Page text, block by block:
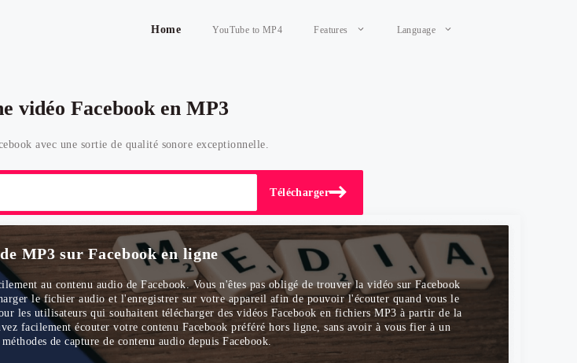
Home YouTube to MP4 Features Language
vidéo Facebook en MP3
avec une sortie de qualité sonore exceptionnelle.
Télécharger
MP3 sur Facebook en ligne
au contenu audio de Facebook. Vous n'êtes pas obligé de trouver la vidéo sur Facebook
le fichier audio et l'enregistrer sur votre appareil afin de pouvoir l'écouter quand vous le
les utilisateurs qui souhaitent télécharger des vidéos Facebook en fichiers MP3 à partir de la
facilement écouter votre contenu Facebook préféré hors ligne, sans avoir à vous fier à un
de capture de contenu audio depuis Facebook.